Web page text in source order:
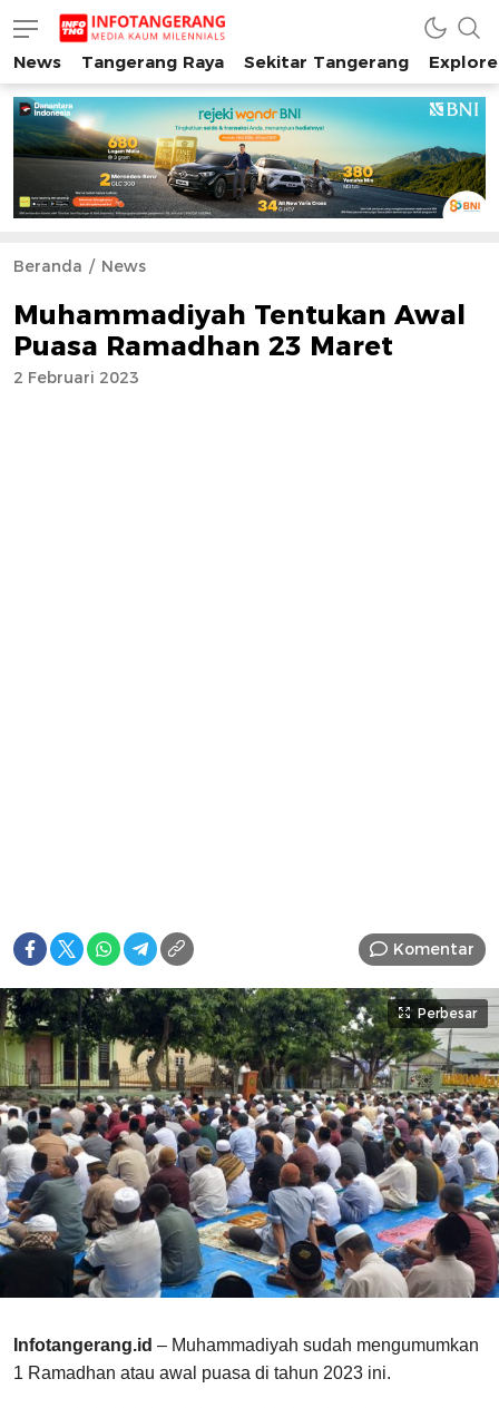
INFO TANGERANG
Media Kaum Millenials Tangerang Raya
News Tangerang Raya Sekitar Tangerang
Beranda News
Muhammadiyah Tentukan Awal
Puasa Ramadhan 23 Maret
2 Februari 2023
Komentar
Perbesar
Infotangerang.id – Muhammadiyah sudah mengumumkan
1 Ramadhan atau awal puasa di tahun 2023 ini.